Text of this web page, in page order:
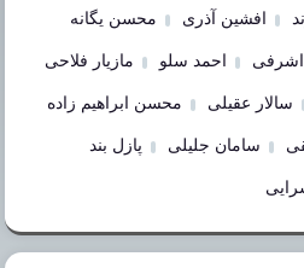
افشین آذری محسن یگانه
احمد سلو مازیار فلاحی
سالار عقیلی محسن ابراهیم زاده
سامان جلیلی پازل بند